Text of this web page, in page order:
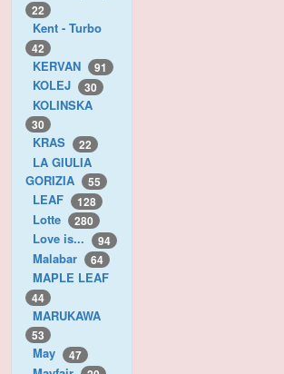
22
Kent - Turbo
42
KERVAN 91
KOLEJ 30
KOLINSKA
30
KRAS 22
LA GIULIA
GORIZIA
55
LEAF 128
Lotte 280
Love is... 94
Malabar 64
MAPLE LEAF
44
MARUKAWA
53
May 47